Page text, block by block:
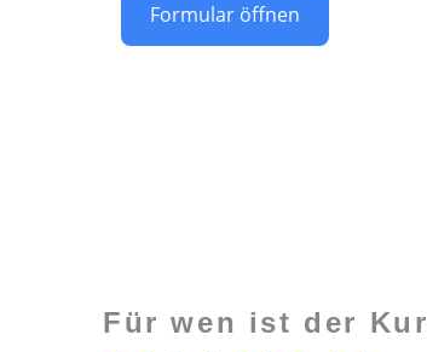
Formular öffnen
Für wen ist der